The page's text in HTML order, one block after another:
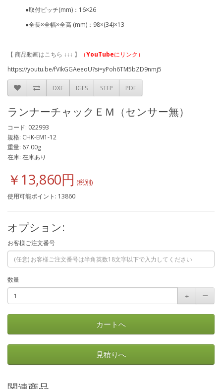
●取付ピッチ(mm)：16×26
●全長×全幅×全高 (mm)：98×(34)×13
【 商品動画はこちら ↓↓↓ 】 （YouTubeにリンク）
https://youtu.be/fVIkGGAeeoU?si=yPoh6TM5bZD9nmj5
DXF IGES STEP PDF
ランナーチャックＥＭ（センサー無）
コード: 022993
規格: CHK-EM1-12
重量: 67.00g
在庫: 在庫あり
￥13,860円
使用可能ポイント: 13860
オプション:
お客様ご注文番号
数量
＋
ー
カートへ
見積りへ